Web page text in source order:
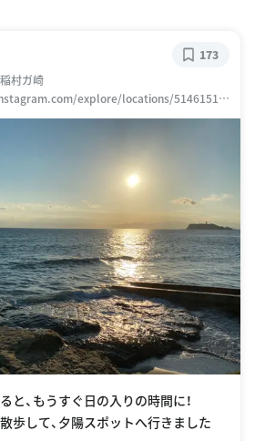
村ガ崎
explore/locations/51461511
173
と、もうすぐ日の入りの時間に！
歩して、夕陽スポットへ行きました